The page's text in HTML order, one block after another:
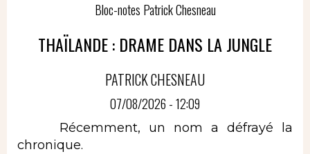
Bloc-notes Patrick Chesneau
THAÏLANDE : DRAME DANS LA JUNGLE
PATRICK CHESNEAU
07/08/2026 - 12:09
Récemment, un nom a défrayé la
chronique.